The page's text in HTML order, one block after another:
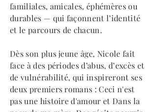
familiales, amicales, éphémères ou
durables — qui façonnent l’identité
et le parcours de chacun.
Dès son plus jeune âge, Nicole fait
face à des périodes d’abus, d’excès et
de vulnérabilité, qui inspireront ses
deux premiers romans : Ceci n'est
pas une histoire d'amour et Dans la